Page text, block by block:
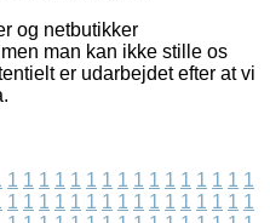
og netbutikker
man kan ikke stille os
er udarbejdet efter at vi
1 1 1 1 1 1 1 1 1 1 1 1 1 1 1 1
1 1 1 1 1 1 1 1 1 1 1 1 1 1 1 1